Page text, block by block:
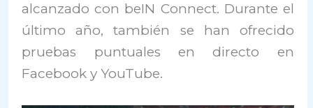
alcanzado con beIN Connect. Durante el
último año, también se han ofrecido
pruebas puntuales en directo en
Facebook y YouTube.